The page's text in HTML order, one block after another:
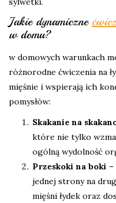
Jakie dynamiczne
w domu?
w domowych warunkach
różnorodne ćwiczenia na
mięśnie i wspierają ich
pomysłów:
Skakanie na
które nie tylko
ogólną wydolność
Przeskoki na boki
jednej strony na
mięśni łydek oraz